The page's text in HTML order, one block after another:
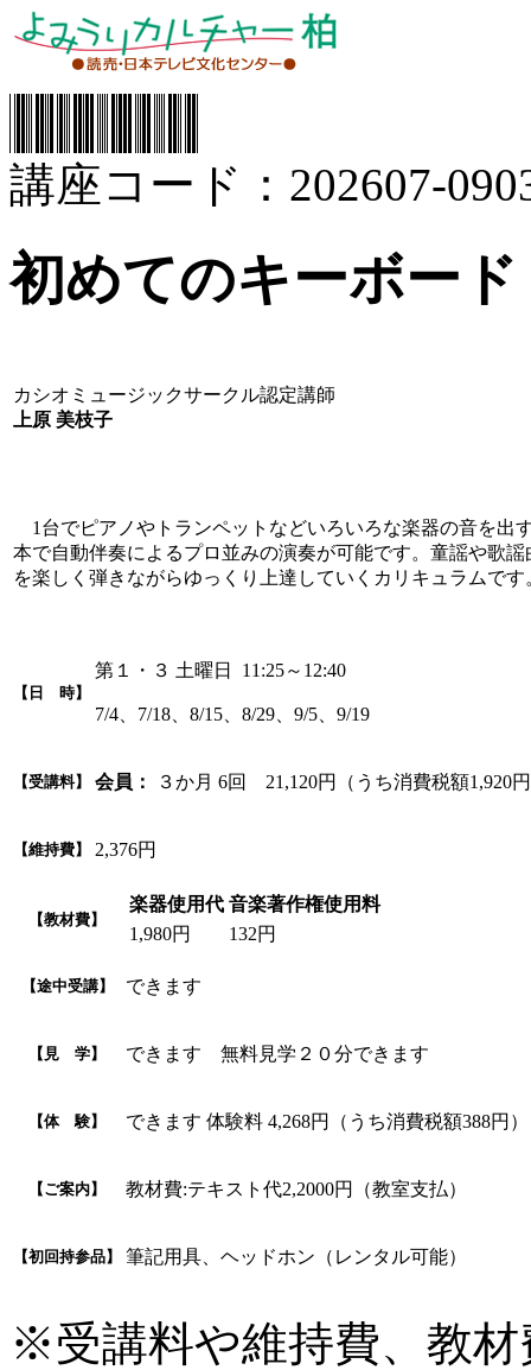
講座コード：202607-
初めてのキーボー
カシオミュージックサークル認定講師
上原 美枝子
1台でピアノやトランペットなどいろいろな楽器の音を出
本で自動伴奏によるプロ並みの演奏が可能です。童謡や歌
を楽しく弾きながらゆっくり上達していくカリキュラムです
【日 時】
第１・３ 土曜日 11:25～12:40
7/4、7/18、8/15、8/29、9/5、9/19
【受講料】 会員： ３か月 6回 21,120円（うち消費税額1,920
【維持費】 2,376円
【教材費】
楽器使用代 音楽著作権使用料
1,980円
132円
【途中受講】 できます
【見 学】 できます 無料見学２０分できます
【体 験】 できます 体験料 4,268円（うち消費税額388円
【ご案内】 教材費:テキスト代2,2000円（教室支払）
【初回持参品】 筆記用具、ヘッドホン（レンタル可能）
※受講料や維持費、教